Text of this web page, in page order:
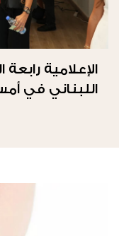
الإعلامية رابعة
اللبناني في